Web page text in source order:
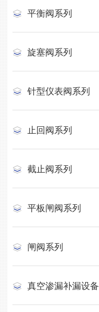
平衡阀系列
旋塞阀系列
针型仪表阀系列
止回阀系列
截止阀系列
平板闸阀系列
闸阀系列
真空渗漏补漏设备